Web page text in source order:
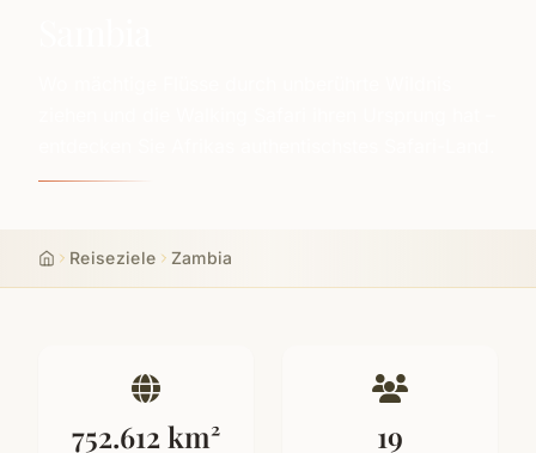
StartReiseziele Zambia
752.612 km²
19